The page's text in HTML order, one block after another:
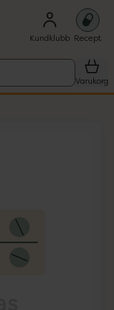
Kundklubb Recept
Varukorg